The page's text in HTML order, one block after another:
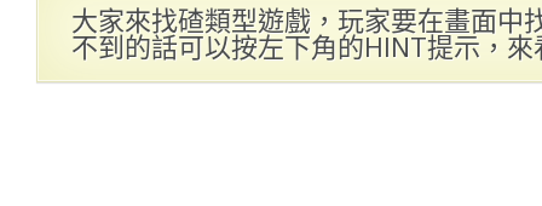
大家來找碴類型遊戲，玩家要在畫面中
不到的話可以按左下角的HINT提示，